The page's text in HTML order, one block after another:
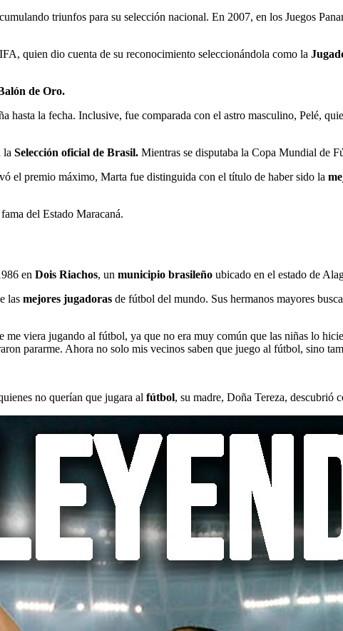
triunfos para su selección nacional. En 2007, en los Juegos
quien dio cuenta de su reconocimiento seleccionándola como la
de Oro.
hasta la fecha. Inclusive, fue comparada con el astro masculino, Pelé,
la Selección oficial de Brasil. Mientras se disputaba la Copa Mundial de
el premio máximo, Marta fue distinguida con el título de haber sido la
del Estado Maracaná.
en Dois Riachos, un municipio brasileño ubicado en el estado de
las mejores jugadoras de fútbol del mundo. Sus hermanos mayores
me viera jugando al fútbol, ya que no era muy común que las niñas lo
pararme. Ahora no solo mis vecinos saben que juego al fútbol, sino
no querían que jugara al fútbol, su madre, Doña Tereza, descubrió